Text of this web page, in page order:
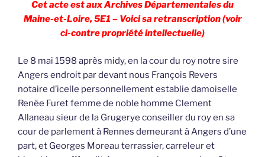
Cet acte est aux Archives Départementales du
Maine-et-Loire, 5E1 – Voici sa retranscription (voir
ci-contre propriété intellectuelle)
Le 8 mai 1598 après midy, en la cour du roy notre sire
Angers endroit par devant nous François Revers
notaire d’icelle personnellement establie damoiselle
Renée Furet femme de noble homme Clement
Allaneau sieur de la Grugerye conseiller du roy en sa
cour de parlement à Rennes demeurant à Angers d’une
part, et Georges Moreau terrassier, carreleur et